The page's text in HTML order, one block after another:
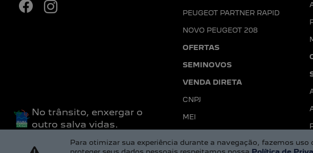
No trânsito, enxergar o
outro salva vidas.
PEUGEOT PARTNER RAPID
NOVO PEUGEOT 208
OFERTAS
SEMINOVOS
VENDA DIRETA
CNPJ
MEI
Para otimizar sua experiência durante a navegação, fazemos uso